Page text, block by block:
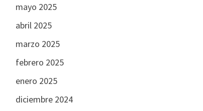
mayo 2025
abril 2025
marzo 2025
febrero 2025
enero 2025
diciembre 2024